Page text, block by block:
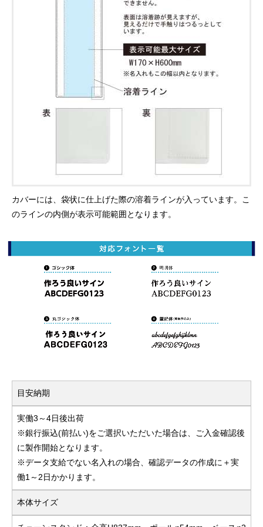
カバーには、袋状に仕上げた際の溶着ラインが入っています。こ
のラインの内側が表示可能範囲となります。
目安納期
実働3～4日後出荷
※銀行振込(前払い)をご選択いただいた場合は、ご入金確認後
に製作開始となります。
※データ支給でない名入れの場合、確認データの作成に＋実
働1～2日かかります。
本体サイズ